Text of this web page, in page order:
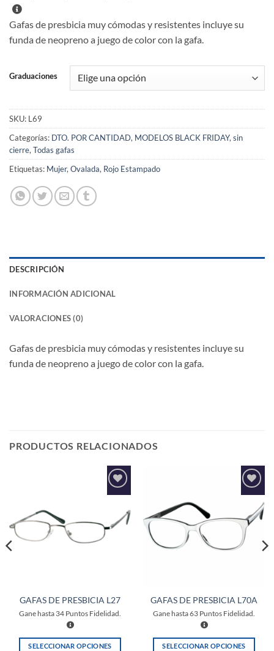
Gafas de presbicia muy cómodas y resistentes incluye su
funda de neopreno a juego de color con la gafa.
Graduaciones
SKU: L69
Categorías: DTO. POR CANTIDAD, MODELOS BLACK FRIDAY,sin
cierre,Todas gafas
Etiquetas: Mujer,Ovalada, Rojo Estampado
DESCRIPCIÓN
INFORMACIÓN ADICIONAL
VALORACIONES (0)
Gafas de presbicia muy cómodas y resistentes incluye su
funda de neopreno a juego de color con la gafa.
PRODUCTOS RELACIONADOS
Añadir
lista de
deseos
GAFAS DE PRESBICIA L27
Gane hasta 34 Puntos Fidelidad.
SELECCIONAR OPCIONES
Añadir
lista de
deseos
GAFAS DE PRESBICIA L70A
Gane hasta63 Puntos Fidelidad.
SELECCIONAR OPCIONES